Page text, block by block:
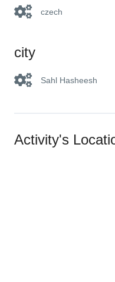
czech
city
Sahl Hasheesh
Activity's